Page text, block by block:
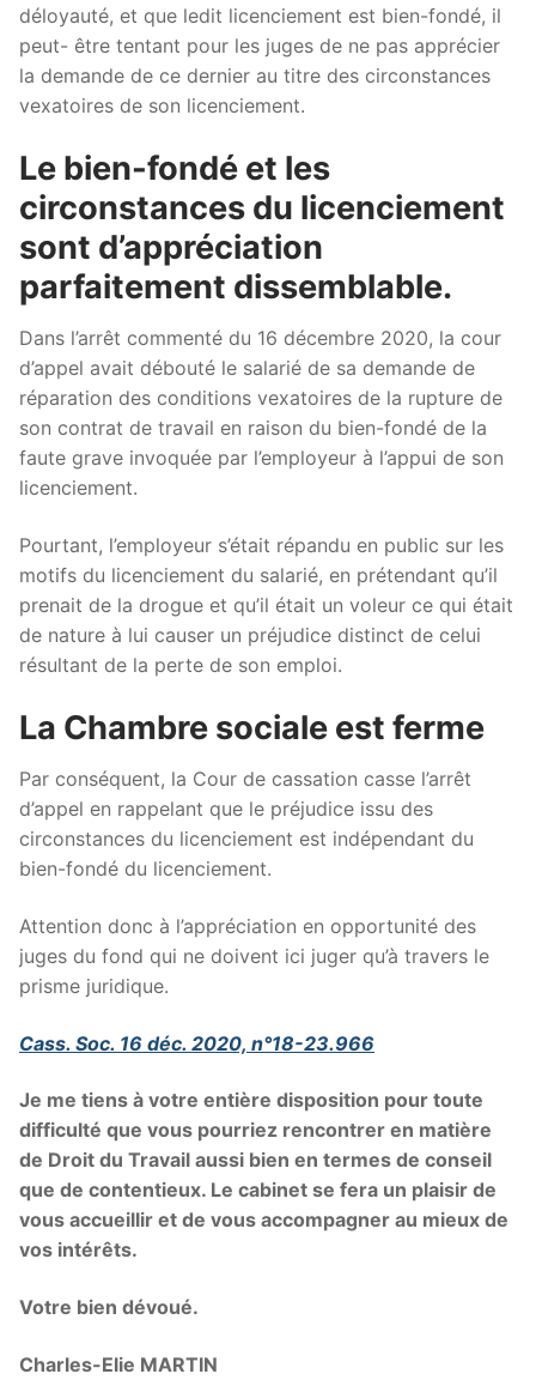
déloyauté, et que ledit licenciement est bien-fondé, il
peut- être tentant pour les juges de ne pas apprécier
la demande de ce dernier au titre des circonstances
vexatoires de son licenciement.
Le bien-fondé et les
circonstances du licenciement
sont d’appréciation
parfaitement dissemblable.
Dans l’arrêt commenté du 16 décembre 2020, la cour
d’appel avait débouté le salarié de sa demande de
réparation des conditions vexatoires de la rupture de
son contrat de travail en raison du bien-fondé de la
faute grave invoquée par l’employeur à l’appui de son
licenciement.
Pourtant, l’employeur s’était répandu en public sur les
motifs du licenciement du salarié, en prétendant qu’il
prenait de la drogue et qu’il était un voleur ce qui était
de nature à lui causer un préjudice distinct de celui
résultant de la perte de son emploi.
La Chambre sociale est ferme
Par conséquent, la Cour de cassation casse l’arrêt
d’appel en rappelant que le préjudice issu des
circonstances du licenciement est indépendant du
bien-fondé du licenciement.
Attention donc à l’appréciation en opportunité des
juges du fond qui ne doivent ici juger qu’à travers le
prisme juridique.
Cass. Soc. 16 déc. 2020, n°18-23.966
Je me tiens à votre entière disposition pour toute
difficulté que vous pourriez rencontrer en matière
de Droit du Travail aussi bien en termes de conseil
que de contentieux. Le cabinet se fera un plaisir de
vous accueillir et de vous accompagner au mieux de
vos intérêts.
Votre bien dévoué.
Charles-Elie MARTIN